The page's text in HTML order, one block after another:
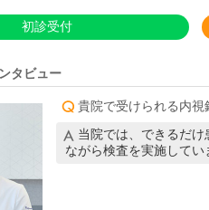
初診受付
タビュー
貴院で受けられる内視
当院では、できるだ
ながら検査を実施して